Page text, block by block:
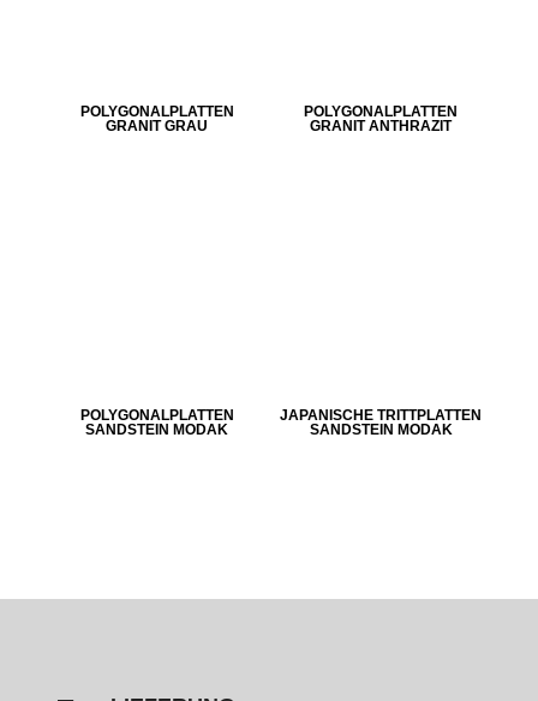
POLYGONALPLATTEN
GRANIT GRAU
POLYGONALPLATTEN
GRANIT ANTHRAZIT
POLYGONALPLATTEN
SANDSTEIN MODAK
JAPANISCHE TRITTPLATTEN
SANDSTEIN MODAK